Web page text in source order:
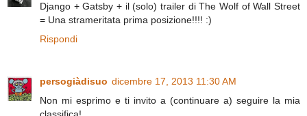
Django + Gatsby + il (solo) trailer di The Wolf of Wall Street
= Una strameritata prima posizione!!!! :)
Rispondi
persogiàdisuo dicembre 17, 2013 11:30 AM
Non mi esprimo e ti invito a (continuare a) seguire la mia